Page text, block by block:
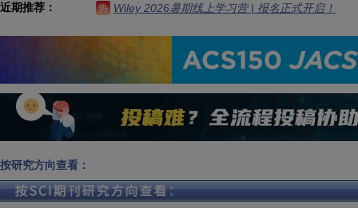
近期推荐： 热 Wiley 2026暑期线上学习营 | 报名正式开启！
按研究方向查看：